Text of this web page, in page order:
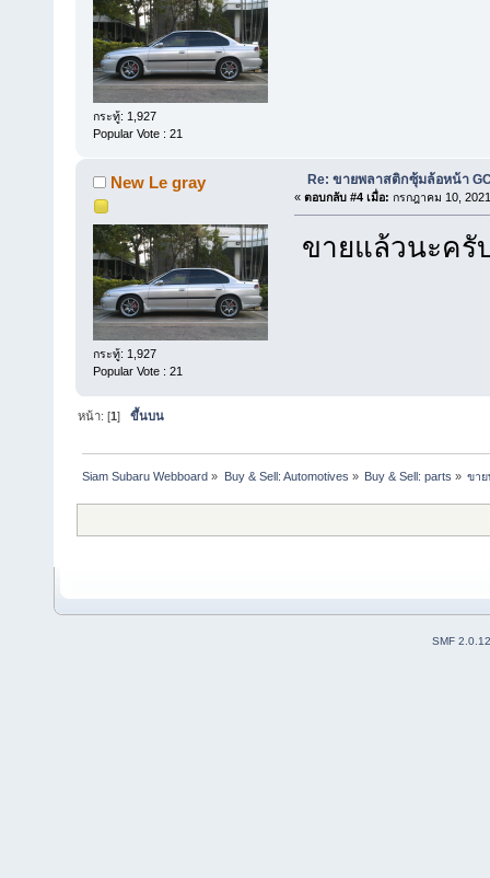
กระทู้: 1,927
Popular Vote : 21
New Le gray
กระทู้: 1,927
Popular Vote : 21
Re: ขายพลาสติกซุ้มล้อหน้า
« ตอบกลับ #4 เมื่อ: กรกฎาคม 10,
ขายแล้วนะค
หน้า: [1]ขึ้นบน
Siam Subaru Webboard » Buy & Sell: Automotives » Buy & Sell: parts » ขา
SMF 2.0.12